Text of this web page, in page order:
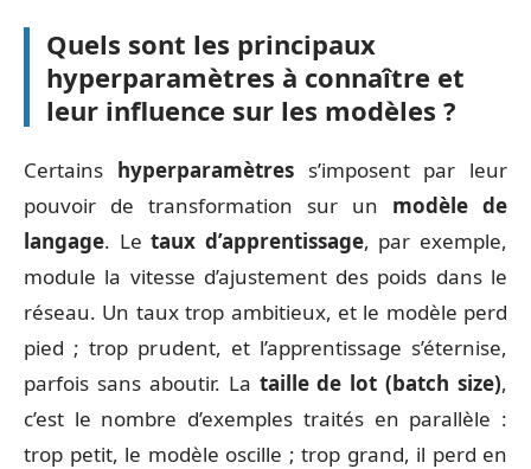
Quels sont les principaux
hyperparamètres à connaître et
leur influence sur les modèles ?
Certains hyperparamètress’imposent par leur
pouvoir de transformation sur un modèle de
langage. Letaux d’apprentissage, par exemple,
module la vitesse d’ajustement des poids dans le
réseau. Un taux trop ambitieux, et le modèle perd
pied ; trop prudent, et l’apprentissage s’éternise,
parfois sans aboutir. La taille de lot (batch size),
c’est le nombre d’exemples traités en parallèle :
trop petit, le modèle oscille ; trop grand, il perd en